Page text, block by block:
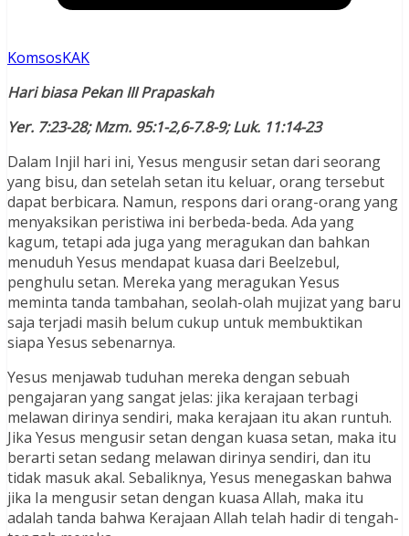
KomsosKAK
Hari biasa Pekan III Prapaskah
Yer. 7:23-28; Mzm. 95:1-2,6-7.8-9; Luk. 11:14-23
Dalam Injil hari ini, Yesus mengusir setan dari seorang
yang bisu, dan setelah setan itu keluar, orang tersebut
dapat berbicara. Namun, respons dari orang-orang yang
menyaksikan peristiwa ini berbeda-beda. Ada yang
kagum, tetapi ada juga yang meragukan dan bahkan
menuduh Yesus mendapat kuasa dari Beelzebul,
penghulu setan. Mereka yang meragukan Yesus
meminta tanda tambahan, seolah-olah mujizat yang baru
saja terjadi masih belum cukup untuk membuktikan
siapa Yesus sebenarnya.
Yesus menjawab tuduhan mereka dengan sebuah
pengajaran yang sangat jelas: jika kerajaan terbagi
melawan dirinya sendiri, maka kerajaan itu akan runtuh.
Jika Yesus mengusir setan dengan kuasa setan, maka itu
berarti setan sedang melawan dirinya sendiri, dan itu
tidak masuk akal. Sebaliknya, Yesus menegaskan bahwa
jika Ia mengusir setan dengan kuasa Allah, maka itu
adalah tanda bahwa Kerajaan Allah telah hadir di tengah-